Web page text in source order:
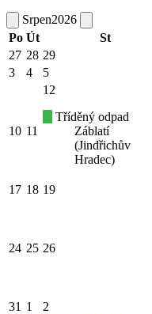
Srpen2026
Po Út St
27 28 29
3
4 5
10 11
12
Tříděný odpad
Záblatí
(Jindřichův
Hradec)
17 18 19
24 25 26
31 1 2